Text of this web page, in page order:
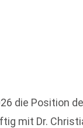
die Position
mit Dr.